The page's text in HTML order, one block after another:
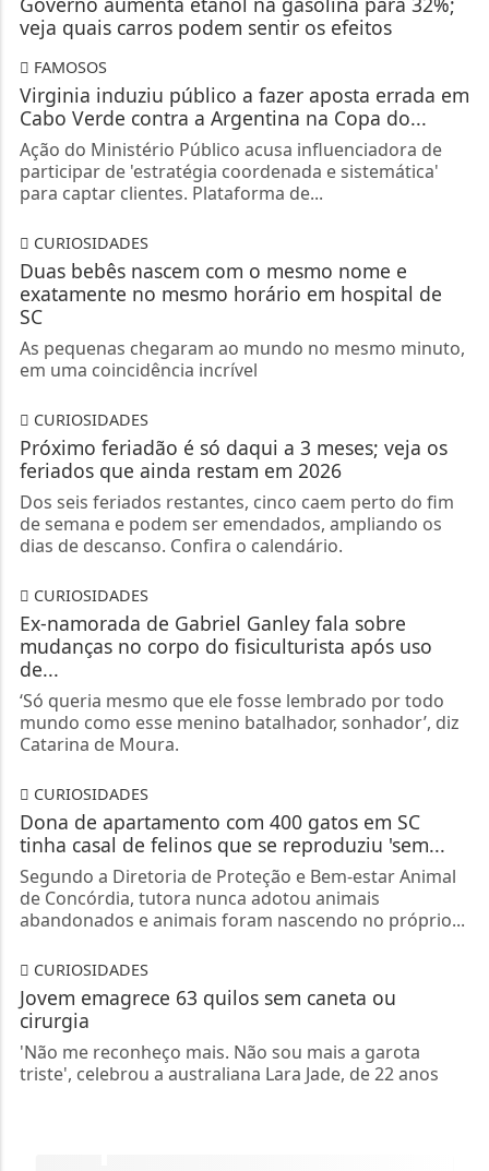
veja quais carros podem sentir os efeitos
FAMOSOS
Virginia induziu público a fazer aposta errada em
Cabo Verde contra a Argentina na Copa do...
Ação do Ministério Público acusa influenciadora de
participar de 'estratégia coordenada e sistemática'
para captar clientes. Plataforma de...
CURIOSIDADES
Duas bebês nascem com o mesmo nome e
exatamente no mesmo horário em hospital de
SC
As pequenas chegaram ao mundo no mesmo minuto,
em uma coincidência incrível
CURIOSIDADES
Próximo feriadão é só daqui a 3 meses; veja os
feriados que ainda restam em 2026
Dos seis feriados restantes, cinco caem perto do fim
de semana e podem ser emendados, ampliando os
dias de descanso. Confira o calendário.
CURIOSIDADES
Ex-namorada de Gabriel Ganley fala sobre
mudanças no corpo do fisiculturista após uso
de...
‘Só queria mesmo que ele fosse lembrado por todo
mundo como esse menino batalhador, sonhador’, diz
Catarina de Moura.
CURIOSIDADES
Dona de apartamento com 400 gatos em SC
tinha casal de felinos que se reproduziu 'sem...
Segundo a Diretoria de Proteção e Bem-estar Animal
de Concórdia, tutora nunca adotou animais
abandonados e animais foram nascendo no próprio...
CURIOSIDADES
Jovem emagrece 63 quilos sem caneta ou
cirurgia
'Não me reconheço mais. Não sou mais a garota
triste', celebrou a australiana Lara Jade, de 22 anos